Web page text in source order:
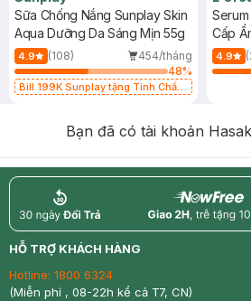
Sữa Chống Nắng Sunplay Skin
Aqua Dưỡng Da Sáng Mịn 55g
4.9 (108)
454/tháng
48%
Bill 199K Sunplay tặng Tinh Chất
Cấp
4.9
Bạn đã có tài khoản
return nowfree
HỖ TRỢ KHÁCH HÀNG
Hotline: 1800 6324
(Miễn phí , 08-22h kể cả T7, CN)